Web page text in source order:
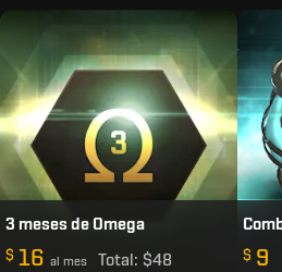
3 meses de Omega
$ 16 al mes Total: $48 $ 9